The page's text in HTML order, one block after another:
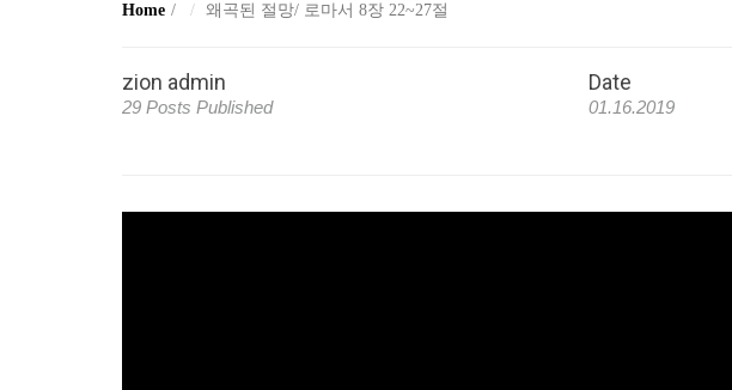
Home 왜곡된 절망/ 로마서 8장 22~27절
zion admin
29 Posts Published
Date
01.16.2019